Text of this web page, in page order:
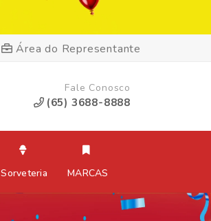
Área do Representante
Fale Conosco
(65) 3688-8888
Sorveteria MARCAS